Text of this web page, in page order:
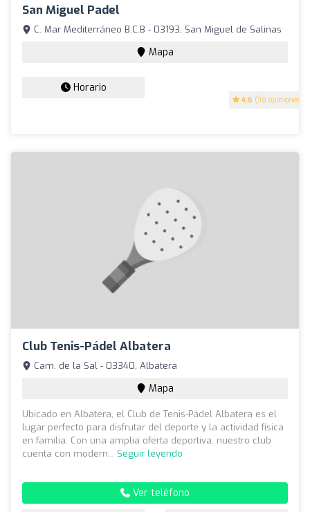
San Miguel Padel
4.6 (36 opiniones)
C. Mar Mediterráneo B.C.B - 03193, San Miguel de Salinas
Mapa
Horario
Club Tenis-Pádel Albatera
Cam. de la Sal - 03340, Albatera
Mapa
Ubicado en Albatera, el Club de Tenis-Pádel Albatera es el
lugar perfecto para disfrutar del deporte y la actividad física
en familia. Con una amplia oferta deportiva, nuestro club
cuenta con modern... Seguir leyendo
Ver teléfono